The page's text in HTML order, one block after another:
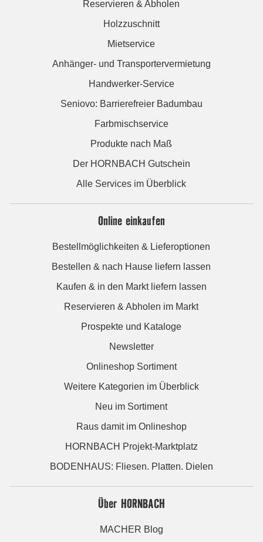
Reservieren & Abholen
Holzzuschnitt
Mietservice
Anhänger- und Transportervermietung
Handwerker-Service
Seniovo: Barrierefreier Badumbau
Farbmischservice
Produkte nach Maß
Der HORNBACH Gutschein
Alle Services im Überblick
Online einkaufen
Bestellmöglichkeiten & Lieferoptionen
Bestellen & nach Hause liefern lassen
Kaufen & in den Markt liefern lassen
Reservieren & Abholen im Markt
Prospekte und Kataloge
Newsletter
Onlineshop Sortiment
Weitere Kategorien im Überblick
Neu im Sortiment
Raus damit im Onlineshop
HORNBACH Projekt-Marktplatz
BODENHAUS: Fliesen. Platten. Dielen
Über HORNBACH
MACHER Blog